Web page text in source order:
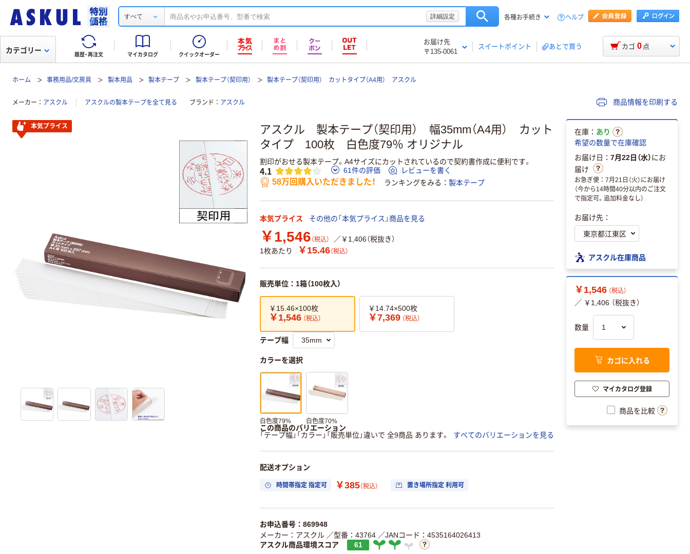
すべて 詳細設定 各種お手続き ヘルプ
履歴・再注文 マイカタログ クイックオーダー
お届け先
〒135-0061
スイートポイント あとで買う
カテゴリー カゴ 0 点
ホーム 事務用品/文房具 製本用品 製本テープ 製本テープ（契印用） 製本テープ（契印用） カットタイプ（A4用） アスクル
メーカー アスクル アスクルの製本テープを全て見る ブランド アスクル 商品情報を印刷する
アスクル 製本テープ（契印用） 幅35mm（A4用） カット
タイプ 100枚 白色度79％ オリジナル
割印がおせる製本テープ。A4サイズにカットされているので契約書作成に便利です。
4.1 61件の評価 レビューを書く
58万回購入いただきました！ ランキングをみる 製本テープ
本気プライス その他の「本気プライス」商品を見る
￥1,546 （税込）
／￥1,406（税抜き）
1枚あたり
￥15.46（税込）
販売単位：1箱（100枚入）
￥15.46×100枚
￥1,546 （税込）
￥14.74×500枚
￥7,369 （税込）
テープ幅
カラーを選択
白色度79% 白色度70%
この商品のバリエーション
「テープ幅」「カラー」「販売単位」違いで 全9商品 あります。
すべてのバリエーションを見る
配送オプション
時間帯指定 指定可 ￥385（税込） 置き場所指定 利用可
お申込番号：869948
メーカー：アスクル ／型番：43764 ／JANコード：4535164026413
アスクル商品環境スコア
61
本気プライス
在庫： あり
希望の数量で在庫確認
お届け日： 7月22日（水）にお
届け
お急ぎ便：7月21日（火）にお届け
（今から14時間40分以内のご注文
で指定可。追加料金なし）
お届け先：
アスクル在庫商品
￥1,546 （税込）
／ ￥1,406 （税抜き）
数量
カゴに入れる
マイカタログ登録
商品を比較